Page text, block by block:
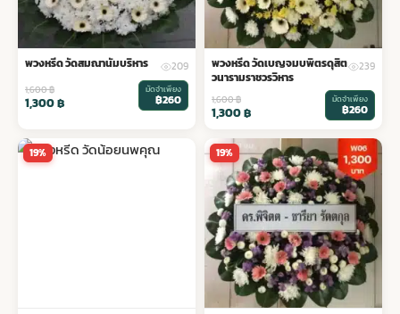
พวงหรีด วัดสมณานัมบริหาร 209
1,600฿
1,300฿
มัดจำเพียง
฿260
พวงหรีด วัดเบญจมบพิตรดุสิต
วนารามราชวรวิหาร
239
1,600฿
1,300฿
มัดจำเพียง
฿260
19% 19%